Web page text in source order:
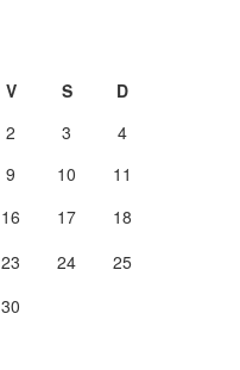
V S
D
2 3
4
9 10
11
16 17
18
23 24
25
30